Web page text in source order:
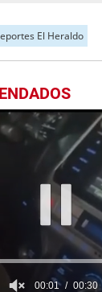
El Heraldo